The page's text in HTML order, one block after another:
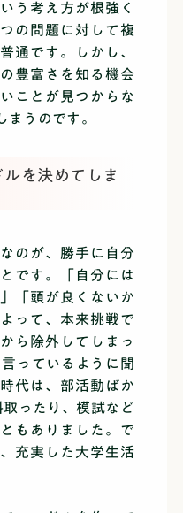
う考え方が根強く
の問題に対して複
通です。しかし、
豊富さを知る機会
ことが見つからな
まうのです。
を決めてしま
のが、勝手に自分
です。「自分には
「頭が良くないか
って、本来挑戦で
ら除外してしまっ
っているように聞
代は、部活動ばか
ったり、模試など
もありました。で
充実した大学生活